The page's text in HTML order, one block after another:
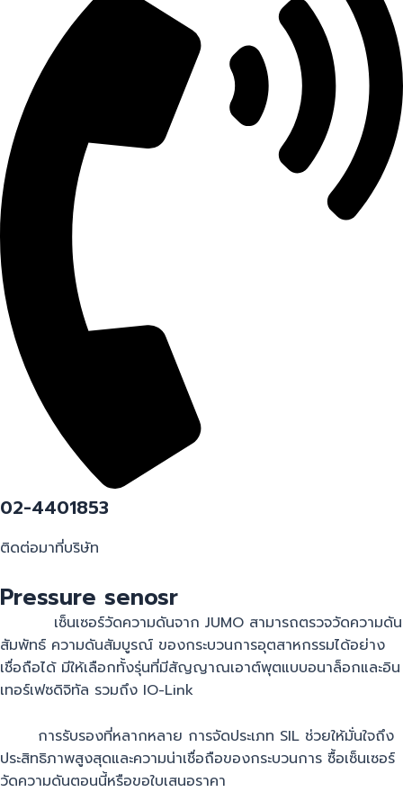
02-4401853
ติดต่อมาที่บริษัท
Pressure senosr
เซ็นเซอร์วัดความดันจาก JUMO สามารถตรวจวัดความดัน
สัมพัทธ์ ความดันสัมบูรณ์ ของกระบวนการอุตสาหกรรมได้อย่าง
เชื่อถือได้ มีให้เลือกทั้งรุ่นที่มีสัญญาณเอาต์พุตแบบอนาล็อกและอิน
เทอร์เฟซดิจิทัล รวมถึง IO-Link
การรับรองที่หลากหลาย การจัดประเภท SIL ช่วยให้มั่นใจถึง
ประสิทธิภาพสูงสุดและความน่าเชื่อถือของกระบวนการ ซื้อเซ็นเซอร์
วัดความดันตอนนี้หรือขอใบเสนอราคา